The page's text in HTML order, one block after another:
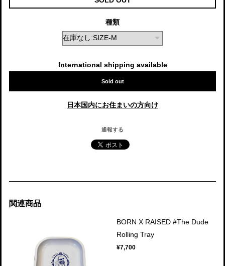
種類
International shipping available
Sold out
日本国内にお住まいの方向け
通報する
関連商品
BORN X RAISED #The Dude
Rolling Tray
¥7,700